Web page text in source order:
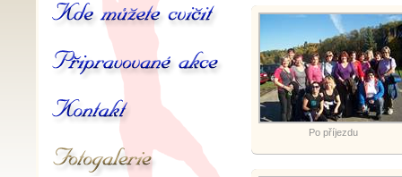
Kde můžete cvičit
Připravované akce
Kontakt
Galerie
Po příjezdu